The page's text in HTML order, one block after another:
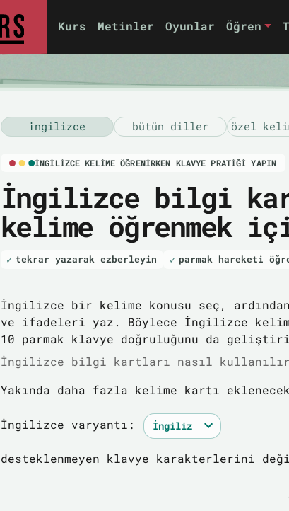
Kurs Metinler Oyunlar Öğren
i̇ngilizce bütün diller özel
İNGILIZCE KELIME ÖĞRENIRKEN KLAVYE PRATIĞI YAPIN
İngilizce bilgi
kelime öğrenmek
tekrar yazarak ezberleyin parmak hareketi
İngilizce bir kelime konusu seç,
ve ifadeleri yaz. Böylece İngilizce
10 parmak klavye doğruluğunu da
İngilizce bilgi kartları nasıl kullanılır
Yakında daha fazla kelime kartı
İngilizce varyantı:
desteklenmeyen klavye karakterlerini